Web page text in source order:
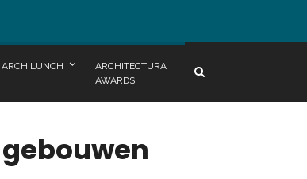
ARCHILUNCH
ARCHITECTURA
AWARDS